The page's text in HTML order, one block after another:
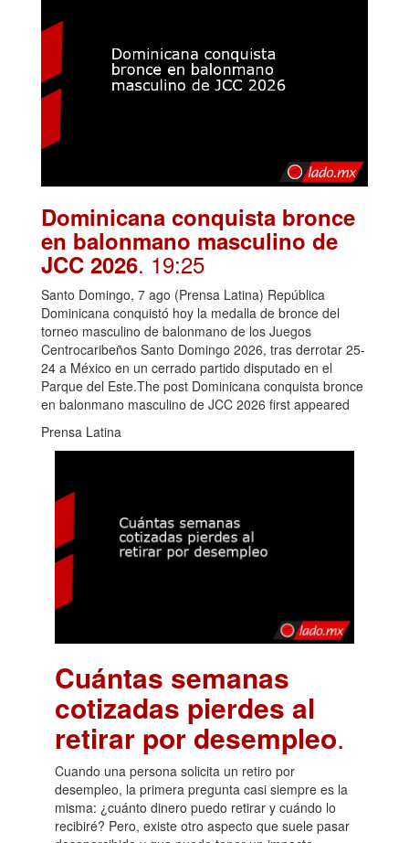
Dominicana conquista bronce
en balonmano masculino de
JCC 2026. 19:25
Santo Domingo, 7 ago (Prensa Latina) República
Dominicana conquistó hoy la medalla de bronce del
torneo masculino de balonmano de los Juegos
Centrocaribeños Santo Domingo 2026, tras derrotar 25-
24 a México en un cerrado partido disputado en el
Parque del Este.The post Dominicana conquista bronce
en balonmano masculino de JCC 2026 first appeared
Prensa Latina
Cuántas semanas
cotizadas pierdes al
retirar por desempleo.
Cuando una persona solicita un retiro por
desempleo, la primera pregunta casi siempre es la
misma: ¿cuánto dinero puedo retirar y cuándo lo
recibiré? Pero, existe otro aspecto que suele pasar